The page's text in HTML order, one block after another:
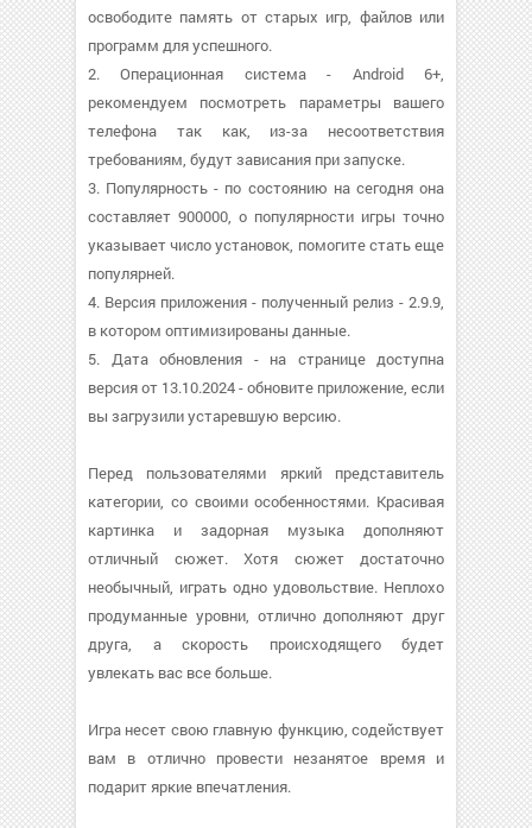
освободите память от старых игр, файлов или
программ для успешного.
2. Операционная система - Android 6+,
рекомендуем посмотреть параметры вашего
телефона так как, из-за несоответствия
требованиям, будут зависания при запуске.
3. Популярность - по состоянию на сегодня она
составляет 900000, о популярности игры точно
указывает число установок, помогите стать еще
популярней.
4. Версия приложения - полученный релиз - 2.9.9,
в котором оптимизированы данные.
5. Дата обновления - на странице доступна
версия от 13.10.2024 - обновите приложение, если
вы загрузили устаревшую версию.
Перед пользователями яркий представитель
категории, со своими особенностями. Красивая
картинка и задорная музыка дополняют
отличный сюжет. Хотя сюжет достаточно
необычный, играть одно удовольствие. Неплохо
продуманные уровни, отлично дополняют друг
друга, а скорость происходящего будет
увлекать вас все больше.
Игра несет свою главную функцию, содействует
вам в отлично провести незанятое время и
подарит яркие впечатления.